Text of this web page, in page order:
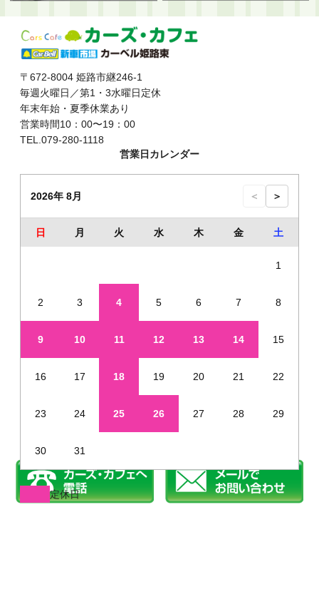
〒672-8004 姫路市継246-1
毎週火曜日／第1・3水曜日定休
年末年始・夏季休業あり
営業時間10：00〜19：00
TEL.079-280-1118
営業日カレンダー
2026年 8月 ＜ ＞
日 月 火 水 木 金 土
1
2 3 4 5 6 7 8
9 10 11 12 13 14 15
16 17 18 19 20 21 22
23 24 25 26 27 28 29
30 31
定休日